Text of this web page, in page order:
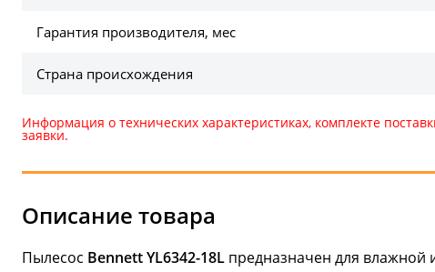
Гарантия производителя, мес
Страна происхождения
Информация о технических характеристиках, комплекте
заявки.
Описание товара
Пылесос Bennett YL6342-18L предназначен для влажной